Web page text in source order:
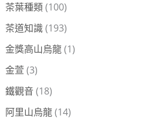
茶葉種類(100)
茶道知識(193)
金獎高山烏龍(1)
金萱 (3)
鐵觀音 (18)
阿里山烏龍(14)